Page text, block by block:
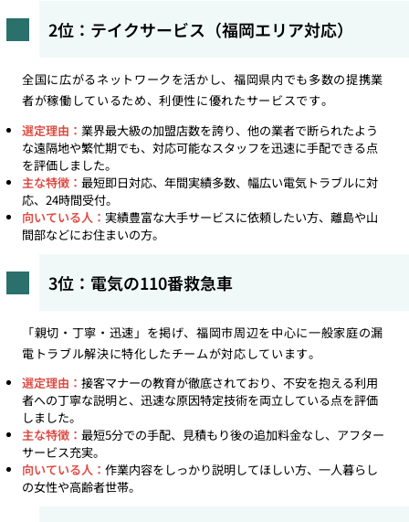
2位：テイクサービス（福岡エリア対応）
全国に広がるネットワークを活かし、福岡県内でも多数の提携業
者が稼働しているため、利便性に優れたサービスです。
選定理由： 業界最大級の加盟店数を誇り、他の業者で断られたよう
な遠隔地や繁忙期でも、対応可能なスタッフを迅速に手配できる点
を評価しました。
主な特徴： 最短即日対応、年間実績多数、幅広い電気トラブルに対
応、24時間受付。
向いている人： 実績豊富な大手サービスに依頼したい方、離島や山
間部などにお住まいの方。
3位：電気の110番救急車
「親切・丁寧・迅速」を掲げ、福岡市周辺を中心に一般家庭の漏
電トラブル解決に特化したチームが対応しています。
選定理由： 接客マナーの教育が徹底されており、不安を抱える利用
者への丁寧な説明と、迅速な原因特定技術を両立している点を評価
しました。
主な特徴： 最短5分での手配、見積もり後の追加料金なし、アフター
サービス充実。
向いている人： 作業内容をしっかり説明してほしい方、一人暮らし
の女性や高齢者世帯。